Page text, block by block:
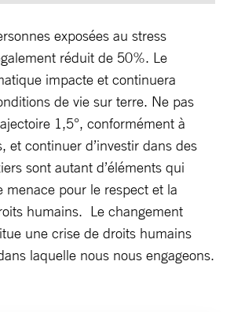
exposées au stress
réduit de 50%. Le
impacte et continuera
de vie sur terre. Ne pas
1,5°, conformément à
et continuer d’investir dans des
sont autant d’éléments qui
menace pour le respect et la
humains. Le changement
une crise de droits humains
laquelle nous nous engageons.